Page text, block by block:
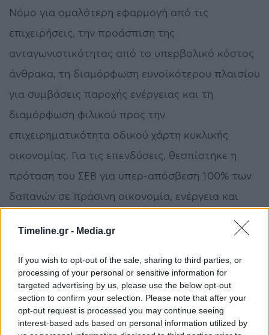
Timeline.gr - Media.gr
If you wish to opt-out of the sale, sharing to third parties, or
processing of your personal or sensitive information for
targeted advertising by us, please use the below opt-out
section to confirm your selection. Please note that after your
opt-out request is processed you may continue seeing
interest-based ads based on personal information utilized by
Νόμο για ομαλότερη εφαρμογή από τις
επιχειρήσεις, την προάσπιση της
ανταγωνιστικότητας από το υπερβολικό κόστος
άνθρακα, τη διαμόρφωση ευνοϊκότερου πλαισίου
για συμβάσεις παροχής ενέργειας και τη
διαμόρφωση φιλικού προς την
επιχειρηματικότητα οδικού χάρτη κυκλικής
οικονομίας. Για τις επενδύσεις, θεσπίστηκε η
πρόταση του ΣΕΒ για υπερ-απόσβεση 100% των
δαπανών σε πράσινη οικονομία, ενέργεια και
επιχειρήσεις ενώ παράλληλα, βελτιώθηκε το
καθεστώς των Στρατηγικών Επενδύσεων με
ευνοϊκότερα κριτήρια. Ο κ. Βιδάλης ανακοίνωσε
και το ΣΕΒ InfoDesk, τη νέα υπηρεσία
ενημέρωσης και πρακτικής υποστήριξης των